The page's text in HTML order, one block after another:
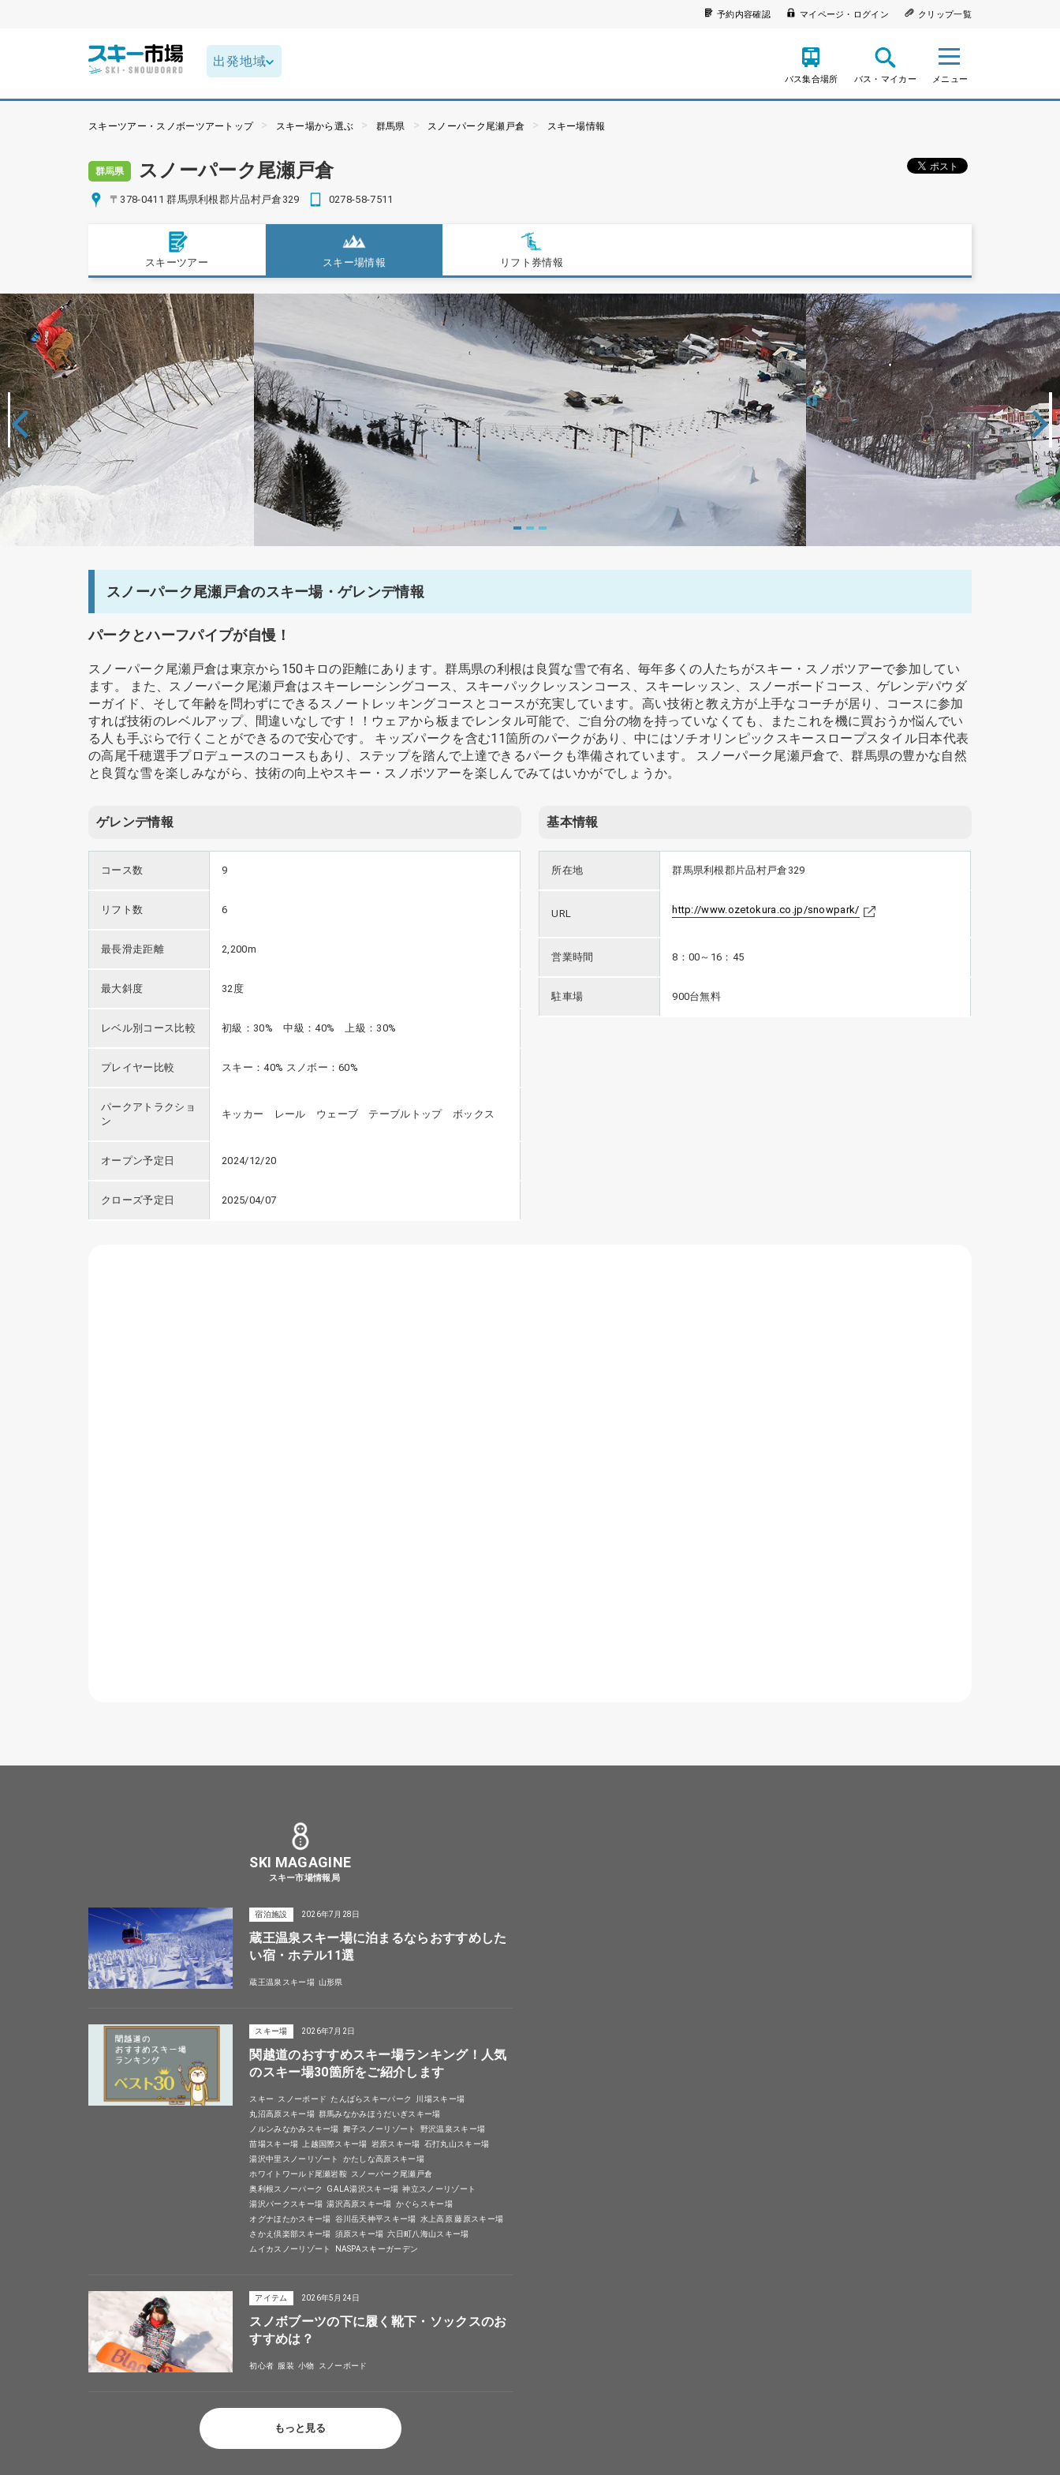
予約内容確認 マイページ・ログイン クリップ一覧
バス集合場所 バス・マイカー メニュー
スキーツアー・スノボーツアートップ スキー場から選ぶ 群馬県 スノーパーク尾瀬戸倉 スキー場情報
群馬県 スノーパーク尾瀬戸倉
〒378-0411 群馬県利根郡片品村戸倉329 0278-58-7511
スキーツアー スキー場情報 リフト券情報
スノーパーク尾瀬戸倉のスキー場・ゲレンデ情報
パークとハーフパイプが自慢！
スノーパーク尾瀬戸倉は東京から150キロの距離にあります。群馬県の利根は良質な雪で有名、毎年多くの人たちがスキー・スノボツアーで参加してい
ます。 また、スノーパーク尾瀬戸倉はスキーレーシングコース、スキーパックレッスンコース、スキーレッスン、スノーボードコース、ゲレンデパウダ
ーガイド、そして年齢を問わずにできるスノートレッキングコースとコースが充実しています。高い技術と教え方が上手なコーチが居り、コースに参加
すれば技術のレベルアップ、間違いなしです！！ウェアから板までレンタル可能で、ご自分の物を持っていなくても、またこれを機に買おうか悩んでい
る人も手ぶらで行くことができるので安心です。 キッズパークを含む11箇所のパークがあり、中にはソチオリンピックスキースロープスタイル日本代表
の高尾千穂選手プロデュースのコースもあり、ステップを踏んで上達できるパークも準備されています。 スノーパーク尾瀬戸倉で、群馬県の豊かな自然
と良質な雪を楽しみながら、技術の向上やスキー・スノボツアーを楽しんでみてはいかがでしょうか。
ゲレンデ情報
コース数 9
リフト数 6
最長滑走距離 2,200m
最大斜度 32度
レベル別コース比較 初級：30% 中級：40% 上級：30%
プレイヤー比較 スキー：40% スノボー：60%
パークアトラクショ
ン
キッカー レール ウェーブ テーブルトップ ボックス
オープン予定日 2024/12/20
クローズ予定日 2025/04/07
基本情報
所在地 群馬県利根郡片品村戸倉329
URL http://www.ozetokura.co.jp/snowpark/
営業時間 8：00～16：45
駐車場 900台無料
SKI MAGAGINE
スキー市場情報局
宿泊施設 2026年7月28日
蔵王温泉スキー場に泊まるならおすすめした
い宿・ホテル11選
蔵王温泉スキー場 山形県
スキー場 2026年7月2日
関越道のおすすめスキー場ランキング！人気
のスキー場30箇所をご紹介します
スキー スノーボード たんばらスキーパーク
川場スキー場
丸沼高原スキー場 群馬みなかみほうだいぎスキー場
ノルンみなかみスキー場 舞子スノーリゾート
野沢温泉スキー場
苗場スキー場
上越国際スキー場 岩原スキー場 石打丸山スキー場
湯沢中里スノーリゾート
かたしな高原スキー場
ホワイトワールド尾瀬岩鞍 スノーパーク尾瀬戸倉
奥利根スノーパーク
GALA湯沢スキー場 神立スノーリゾート
湯沢パークスキー場 湯沢高原スキー場 かぐらスキー場
オグナほたかスキー場 谷川岳天神平スキー場 水上高原 藤原スキー場
さかえ倶楽部スキー場 須原スキー場 六日町八海山スキー場
ムイカスノーリゾート
NASPAスキーガーデン
アイテム 2026年5月24日
スノボブーツの下に履く靴下・ソックスのお
すすめは？
初心者 服装 小物 スノーボード
もっと見る